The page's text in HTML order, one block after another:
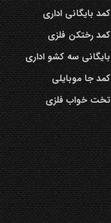
کمد بایگانی اداری
کمد رختکن فلزی
بایگانی سه کشو اداری
کمد جا موبایلی
تخت خواب فلزی